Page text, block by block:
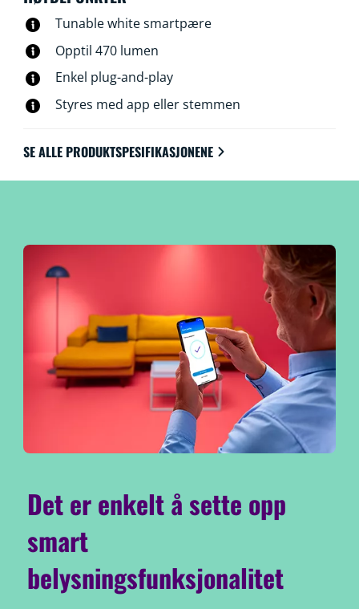
Tunable white smartpære
Opptil 470 lumen
Enkel plug-and-play
Styres med app eller stemmen
SE ALLE PRODUKTSPESIFIKASJONENE
Det er enkelt å sette opp
smart
belysningsfunksjonalitet